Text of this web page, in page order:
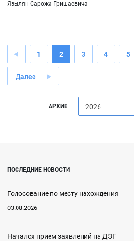
Язылян Сарожа Гришаевича
1 2 3 4 5
Далее
АРХИВ 2026
ПОСЛЕДНИЕ НОВОСТИ
Голосование по месту нахождения
03.08.2026
Начался прием заявлений на ДЭГ